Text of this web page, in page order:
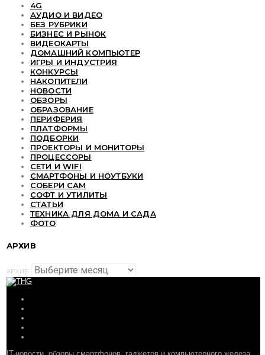
4G
АУДИО И ВИДЕО
БЕЗ РУБРИКИ
БИЗНЕС И РЫНОК
ВИДЕОКАРТЫ
ДОМАШНИЙ КОМПЬЮТЕР
ИГРЫ И ИНДУСТРИЯ
КОНКУРСЫ
НАКОПИТЕЛИ
НОВОСТИ
ОБЗОРЫ
ОБРАЗОВАНИЕ
ПЕРИФЕРИЯ
ПЛАТФОРМЫ
ПОДБОРКИ
ПРОЕКТОРЫ И МОНИТОРЫ
ПРОЦЕССОРЫ
СЕТИ И WIFI
СМАРТФОНЫ И НОУТБУКИ
СОБЕРИ САМ
СОФТ И УТИЛИТЫ
СТАТЬИ
ТЕХНИКА ДЛЯ ДОМА И САДА
ФОТО
АРХИВ
АРХИВ